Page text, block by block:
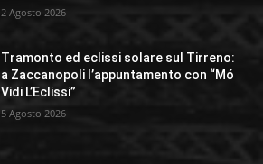
2 Agosto 2026
Tramonto ed eclissi solare sul Tirreno:
a Zaccanopoli l’appuntamento con “Mó
Vidi L’Eclissi”
5 Agosto 2026